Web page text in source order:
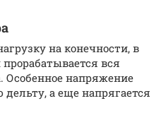
на конечности, в
вся
Особенное напряжение
а еще напрягается